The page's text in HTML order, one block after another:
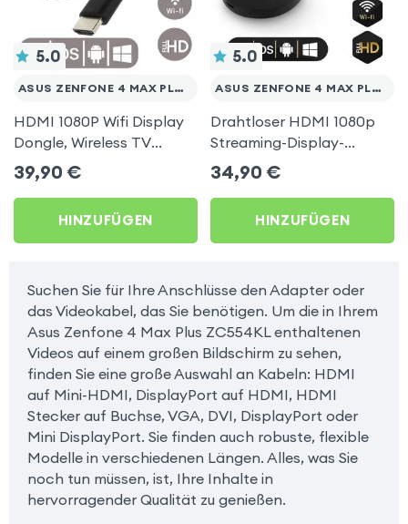
5.0
ASUS ZENFONE 4 MAX PLUS ZC554KL
HDMI 1080P Wifi Display
Dongle, Wireless TV
Display Adapter für Asus
Zenfone 4 Max Plus
ZC554KL
39,90 €
HINZUFÜGEN
5.0
ASUS ZENFONE 4 MAX PLUS ZC554KL
Drahtloser HDMI 1080p
Streaming-Display-
Dongle, TV-Video-
Empfänger (Miracast,
AirPlay, DLNA-
kompatibel) für Asus
Zenfone 4 Max Plus
34,90 €
HINZUFÜGEN
Suchen Sie für Ihre Anschlüsse den Adapter oder
das Videokabel, das Sie benötigen. Um die in Ihrem
Asus Zenfone 4 Max Plus ZC554KL enthaltenen
Videos auf einem großen Bildschirm zu sehen,
finden Sie eine große Auswahl an Kabeln: HDMI
auf Mini-HDMI, DisplayPort auf HDMI, HDMI
Stecker auf Buchse, VGA, DVI, DisplayPort oder
Mini DisplayPort. Sie finden auch robuste, flexible
Modelle in verschiedenen Längen. Alles, was Sie
noch tun müssen, ist, Ihre Inhalte in
hervorragender Qualität zu genießen.